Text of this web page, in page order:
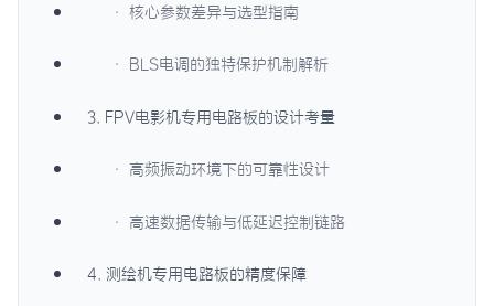
· 核心参数差异与选型指南
· BLS电调的独特保护机制解析
3. FPV电影机专用电路板的设计考量
· 高频振动环境下的可靠性设计
· 高速数据传输与低延迟控制链路
4. 测绘机专用电路板的精度保障